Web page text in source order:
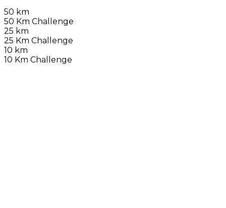
50 km
50 Km Challenge
25 km
25 Km Challenge
10 km
10 Km Challenge